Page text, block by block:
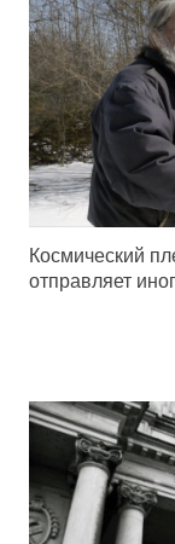
Космический
отправляет